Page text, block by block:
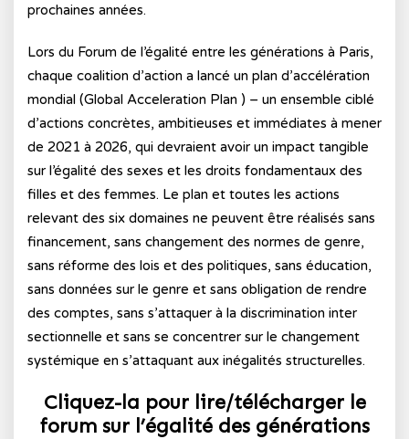
prochaines années.
Lors du Forum de l’égalité entre les générations à Paris,
chaque coalition d’action a lancé un plan d’accélération
mondial (Global Acceleration Plan ) – un ensemble ciblé
d’actions concrètes, ambitieuses et immédiates à mener
de 2021 à 2026, qui devraient avoir un impact tangible
sur l’égalité des sexes et les droits fondamentaux des
filles et des femmes. Le plan et toutes les actions
relevant des six domaines ne peuvent être réalisés sans
financement, sans changement des normes de genre,
sans réforme des lois et des politiques, sans éducation,
sans données sur le genre et sans obligation de rendre
des comptes, sans s’attaquer à la discrimination inter
sectionnelle et sans se concentrer sur le changement
systémique en s’attaquant aux inégalités structurelles.
Cliquez-la pour lire/télécharger le
forum sur l’égalité des générations